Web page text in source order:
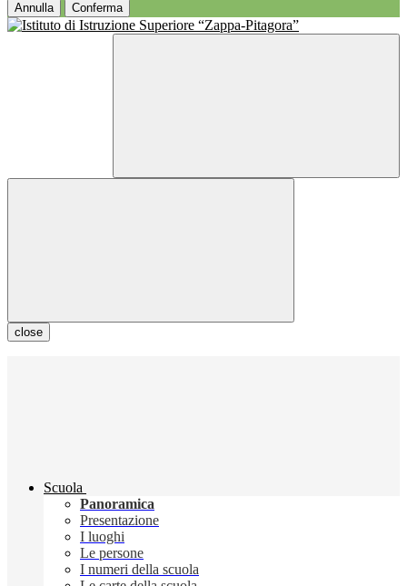
Annulla Conferma
close
Scuola
Panoramica
Presentazione
I luoghi
Le persone
I numeri della scuola